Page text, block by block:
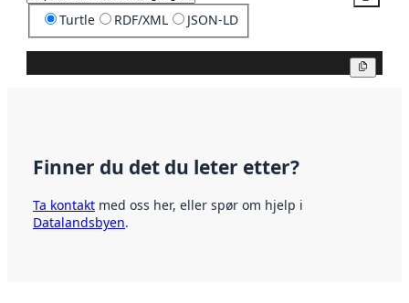
Turtle RDF/XML JSON-LD
Finner du det du leter etter?
Ta kontakt med oss her, eller spør om hjelp i
Datalandsbyen.